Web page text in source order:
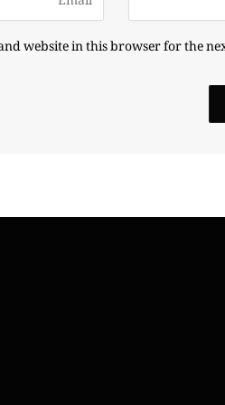
website in this browser for the